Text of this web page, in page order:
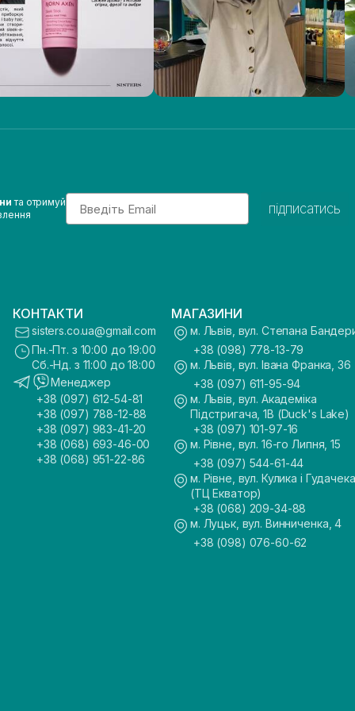
та отримуйEmail
підписатись
КОНТАКТИ
sisters.co.ua@gmail.com
Пн.-Пт. з 10:00 до 19:00
Сб.-Нд. з 11:00 до 18:00
Менеджер
+38 (097) 612-54-81
+38 (097) 788-12-88
+38 (097) 983-41-20
+38 (068) 693-46-00
+38 (068) 951-22-86
МАГАЗИНИ
м. Львів, вул. Степана
+38 (098) 778-13-79
м. Львів, вул. Івана Франка, 36
+38 (097) 611-95-94
м. Львів, вул. Академіка
Підстригача, 1В (Duck's Lake)
+38 (097) 101-97-16
м. Рівне, вул. 16-го Липня, 15
+38 (097) 544-61-44
м. Рівне, вул. Кулика і
(ТЦ Екватор)
+38 (068) 209-34-88
м. Луцьк, вул. Винниченка, 4
+38 (098) 076-60-62